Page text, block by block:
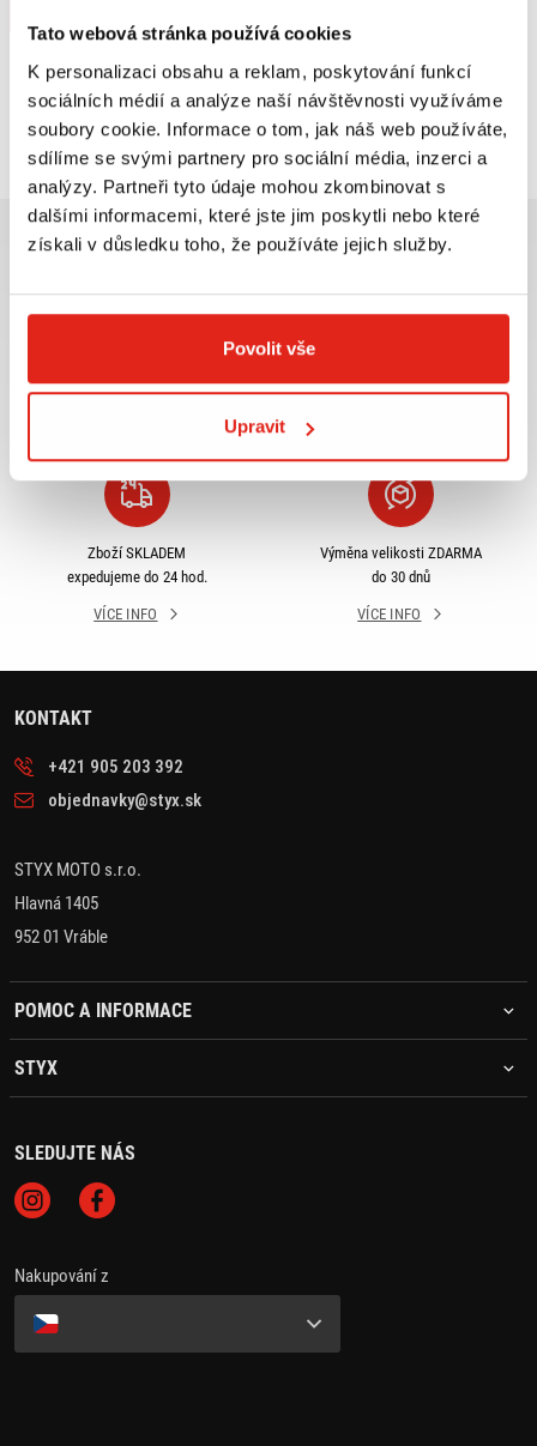
Tato webová stránka používá cookies
K personalizaci obsahu a reklam, poskytování funkcí
sociálních médií a analýze naší návštěvnosti využíváme
soubory cookie. Informace o tom, jak náš web používáte,
sdílíme se svými partnery pro sociální média, inzerci a
analýzy. Partneři tyto údaje mohou zkombinovat s
dalšími informacemi, které jste jim poskytli nebo které
získali v důsledku toho, že používáte jejich služby.
Povolit vše
Upravit
Prohlédli jste si1z 1produktů
odběru
rámci ČR
Zboží SKLADEM
expedujeme do 24 hod.
VÍCE INFO
Výměna velikosti ZDARMA
do 30 dnů
VÍCE INFO
KONTAKT
+421 905 203 392
objednavky@styx.sk
STYX MOTO s.r.o.
Hlavná 1405
952 01 Vráble
POMOC A INFORMACE
STYX
SLEDUJTE NÁS
Nakupování z